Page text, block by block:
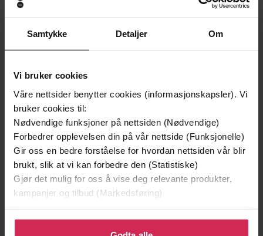
Samtykke Detaljer Om
Vi bruker cookies
Våre nettsider benytter cookies (informasjonskapsler). Vi
bruker cookies til:
Nødvendige funksjoner på nettsiden (Nødvendige)
Forbedrer opplevelsen din på vår nettside (Funksjonelle)
Gir oss en bedre forståelse for hvordan nettsiden vår blir
brukt, slik at vi kan forbedre den (Statistiske)
Gjør det mulig for oss å vise deg relevante produkter,
kampanjer og tilbud (Markedsføring)
Klikk på «Godta alle» for å gi oss ditt samtykke til å
Vinner av Rivertonprisen
Minnesota
Første gang på tilbud
Utskudd